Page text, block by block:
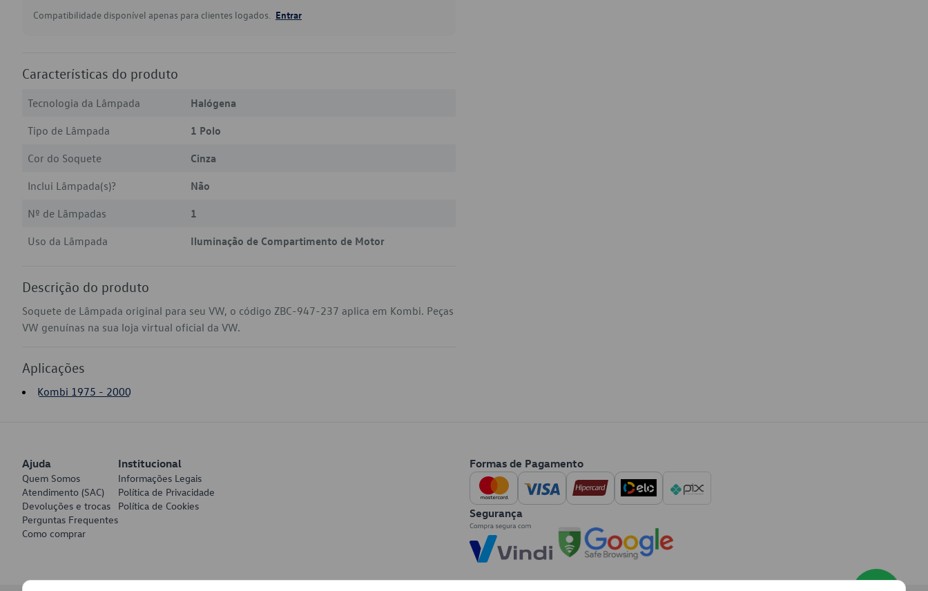
Compatibilidade disponível apenas para clientes logados. Entrar
Características do produto
Tecnologia da Lâmpada
Halógena
Tipo de Lâmpada
1 Polo
Cor do Soquete
Cinza
Inclui Lâmpada(s)?
Não
Nº de Lâmpadas
1
Uso da Lâmpada
Iluminação de Compartimento de Motor
Descrição do produto
Soquete de Lâmpada original para seu VW, o código ZBC-947-237 aplica em Kombi. Peças
VW genuínas na sua loja virtual oficial da VW.
Aplicações
Kombi 1975 - 2000
Ajuda
Quem Somos
Atendimento (SAC)
Devoluções e trocas
Perguntas Frequentes
Como comprar
Institucional
Informações Legais
Política de Privacidade
Política de Cookies
Formas de Pagamento
Segurança